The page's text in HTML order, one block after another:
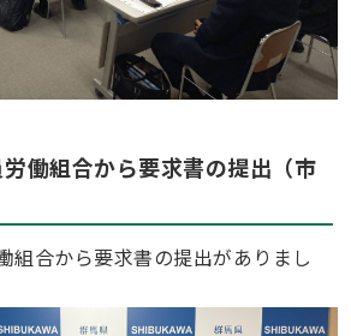
働組合から要求書の提出（市
組合から要求書の提出がありまし